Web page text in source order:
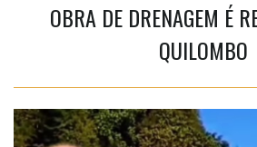
OBRA DE DRENAGEM É
QUILOMBO